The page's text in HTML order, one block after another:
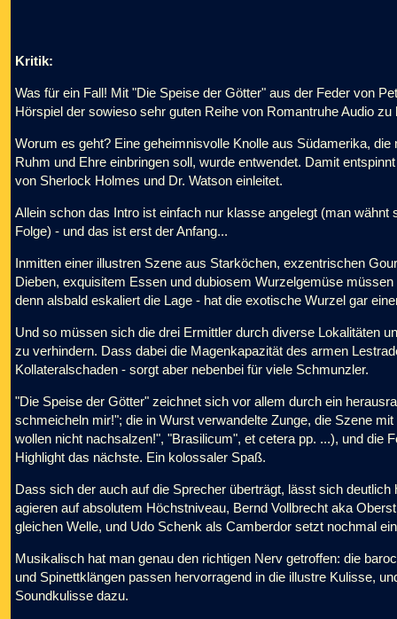
Kritik:
Was für ein Fall! Mit "Die Speise der Götter" aus der Feder von
Hörspiel der sowieso sehr guten Reihe von Romantruhe Audio zu
Worum es geht? Eine geheimnisvolle Knolle aus Südamerika,
Ruhm und Ehre einbringen soll, wurde entwendet. Damit
von Sherlock Holmes und Dr. Watson einleitet.
Allein schon das Intro ist einfach nur klasse angelegt (man
Folge) - und das ist erst der Anfang...
Inmitten einer illustren Szene aus Starköchen, exzentrischen
Dieben, exquisitem Essen und dubiosem Wurzelgemüse
denn alsbald eskaliert die Lage - hat die exotische Wurzel gar
Und so müssen sich die drei Ermittler durch diverse Lokalitäten
zu verhindern. Dass dabei die Magenkapazität des armen
Kollateralschaden - sorgt aber nebenbei für viele Schmunzler.
"Die Speise der Götter" zeichnet sich vor allem durch ein
schmeicheln mir!"; die in Wurst verwandelte Zunge, die Szene
wollen nicht nachsalzen!", "Brasilicum", et cetera pp. ...), und die
Highlight das nächste. Ein kolossaler Spaß.
Dass sich der auch auf die Sprecher überträgt, lässt sich
agieren auf absolutem Höchstniveau, Bernd Vollbrecht aka
gleichen Welle, und Udo Schenk als Camberdor setzt nochmal
Musikalisch hat man genau den richtigen Nerv getroffen: die
und Spinettklängen passen hervorragend in die illustre Kulisse,
Soundkulisse dazu.